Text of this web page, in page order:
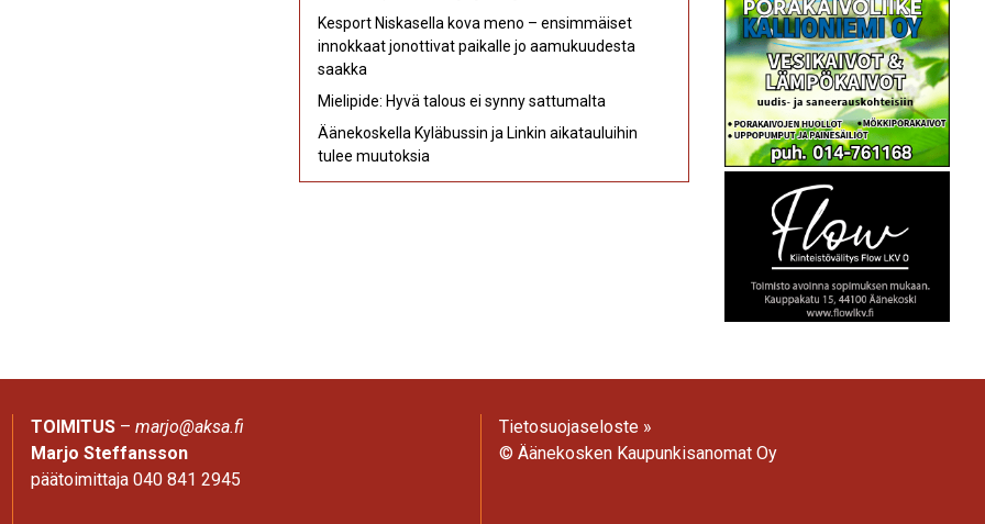
Kesport Niskasella kova meno – ensimmäiset
innokkaat jonottivat paikalle jo aamukuudesta
saakka
Mielipide: Hyvä talous ei synny sattumalta
Äänekoskella Kyläbussin ja Linkin aikatauluihin
tulee muutoksia
TOIMITUS– marjo@aksa.fi
Marjo Steffansson
päätoimittaja 040 841 2945
Tietosuojaseloste »
© Äänekosken Kaupunkisanomat Oy